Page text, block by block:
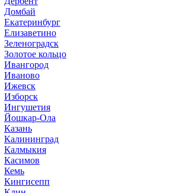
Домбай
Екатеринбург
Елизаветино
Зеленоградск
Золотое кольцо
Ивангород
Иваново
Ижевск
Изборск
Ингушетия
Йошкар-Ола
Казань
Калининград
Калмыкия
Касимов
Кемь
Кингисепп